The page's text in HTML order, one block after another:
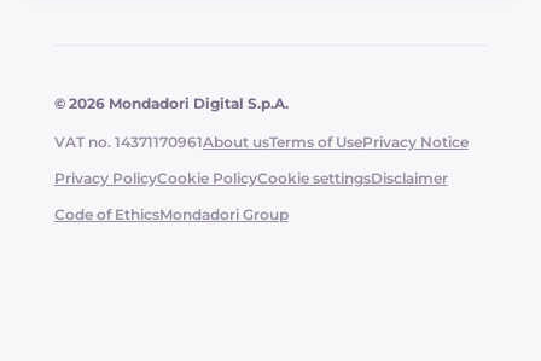
© 2026 Mondadori Digital S.p.A.
VAT no. 14371170961About usTerms of UsePrivacy Notice
Privacy PolicyCookie PolicyCookie settingsDisclaimer
Code of EthicsMondadori Group